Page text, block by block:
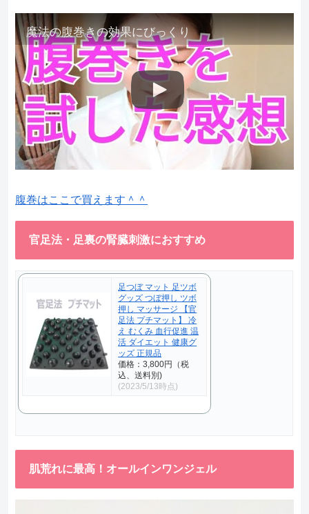
魔法の腹巻きの効果にびっくり
腹巻はここで買えます＾＾
官足法・足裏の腎臓刺激におすすめ
足つぼ マット 足ツボ
グッズ つぼ押し ツボ
押し マッサージ 【官
足法 プチマット】 冷
え むくみ 血行促進 温
活 ダイエット 健康グ
ッズ 正規品
価格：3,800円（税
込、送料別)
(2023/5/13時点)
肌荒れに最高！オールインワンジェル